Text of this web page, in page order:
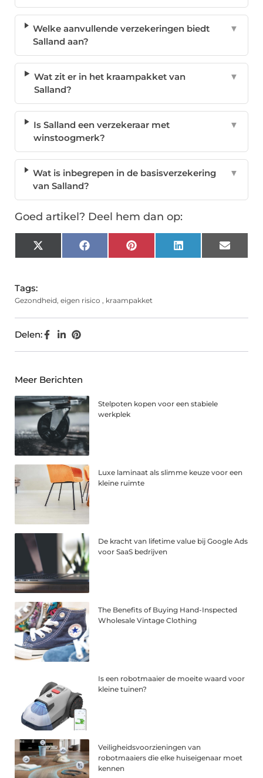
Welke aanvullende verzekeringen biedt
Salland aan?
▼
Wat zit er in het kraampakket van
Salland?
▼
Is Salland een verzekeraar met
winstoogmerk?
▼
Wat is inbegrepen in de basisverzekering
van Salland?
▼
Goed artikel? Deel hem dan op:
X
(Twitter)
FacebookPinterest LinkedIn Email
Tags:
Gezondheid, eigen risico , kraampakket
Delen:
Meer Berichten
Stelpoten kopen voor een stabiele
werkplek
Luxe laminaat als slimme keuze voor een
kleine ruimte
De kracht van lifetime value bij Google Ads
voor SaaS bedrijven
The Benefits of Buying Hand-Inspected
Wholesale Vintage Clothing
Is een robotmaaier de moeite waard voor
kleine tuinen?
Veiligheidsvoorzieningen van
robotmaaiers die elke huiseigenaar moet
kennen